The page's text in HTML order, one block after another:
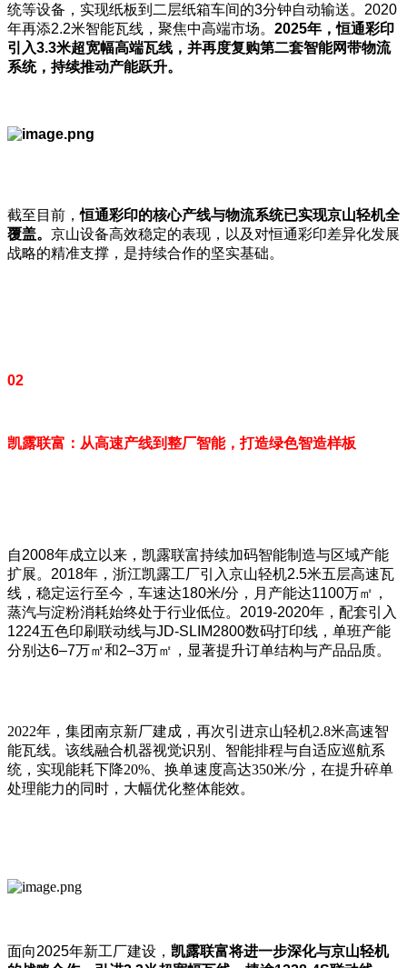
统等设备，实现纸板到二层纸箱车间的3分钟自动输送。2020
年再添2.2米智能瓦线，聚焦中高端市场。 2025年，恒通彩印
引入3.3米超宽幅高端瓦线，并再度复购第二套智能网带物流
系统，持续推动产能跃升。
截至目前，恒通彩印的核心产线与物流系统已实现京山轻机全
覆盖。 京山设备高效稳定的表现，以及对恒通彩印差异化发展
战略的精准支撑，是持续合作的坚实基础。
02
凯露联富：从高速产线到整厂智能，打造绿色智造样板
自2008年成立以来，凯露联富持续加码智能制造与区域产能
扩展。2018年，浙江凯露工厂引入京山轻机2.5米五层高速瓦
线，稳定运行至今，车速达180米/分，月产能达1100万㎡，
蒸汽与淀粉消耗始终处于行业低位。2019-2020年，配套引入
1224五色印刷联动线与JD-SLIM2800数码打印线，单班产能
分别达6–7万㎡和2–3万㎡，显著提升订单结构与产品品质。
2022年，集团南京新厂建成，再次引进京山轻机2.8米高速智
能瓦线。该线融合机器视觉识别、智能排程与自适应巡航系
统，实现能耗下降20% 、换单速度高达350米/分，在提升碎单
处理能力的同时，大幅优化整体能效。
面向2025年新工厂建设， 凯露联富将进一步深化与京山轻机